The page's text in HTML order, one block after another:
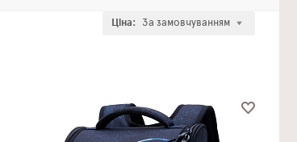
Ціна: За замовчуванням